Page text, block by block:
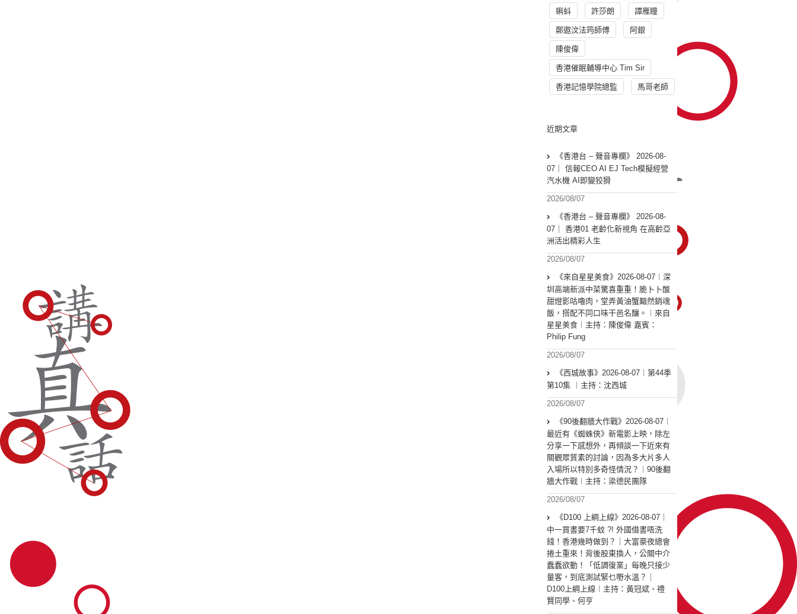
蝌蚪 許莎朗 譚雁瞳
鄭遨汶法筠師傅 阿銀
陳俊偉
香港催眠輔導中心 Tim Sir
香港記憶學院總監 馬哥老師
近期文章
《香港台 – 聲音專欄》 2026-08-
07｜ 信報CEO AI EJ Tech模擬經營
汽水機 AI即變狡猾
2026/08/07
《香港台 – 聲音專欄》 2026-08-
07｜ 香港01 老齡化新視角 在高齡亞
洲活出精彩人生
2026/08/07
《來自星星美食》2026-08-07︱深
圳高端新派中菜驚喜重重！脆卜卜酸
甜燈影咕嚕肉，堂弄黃油蟹黯然銷魂
飯，搭配不同口味干邑名釀。︱來自
星星美食︱主持：陳俊偉 嘉賓：
Philip Fung
2026/08/07
《西城故事》2026-08-07︱第44季
第10集 ︱主持：沈西城
2026/08/07
《90後翻牆大作戰》2026-08-07︱
最近有《蜘蛛俠》新電影上映，除左
分享一下感想外，再傾談一下近來有
關觀眾質素的討論，因為多大片多人
入場所以特別多奇怪情況？︱90後翻
牆大作戰︱主持：梁德民團隊
2026/08/07
《D100 上綱上線》2026-08-07｜
中一買書要7千蚊 ?! 外國借書唔洗
錢！香港幾時做到？｜大富豪夜總會
捲土重來！背後股東換人，公關中介
蠢蠢欲動！「低調復業」每晚只接少
量客，到底測試緊乜嘢水溫？｜
D100上綱上線︱主持：黃冠斌、禮
賢同學、何亨